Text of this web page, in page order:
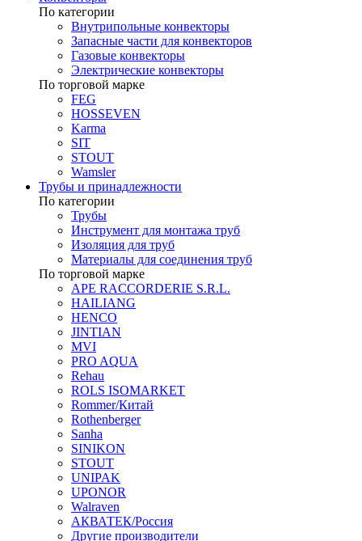
По категории
Внутрипольные конвекторы
Запасные части для конвекторов
Газовые конвекторы
Электрические конвекторы
По торговой марке
FEG
HOSSEVEN
Karma
SIT
STOUT
Wamsler
Трубы и принадлежности
По категории
Трубы
Инструмент для монтажа труб
Изоляция для труб
Материалы для соединения труб
По торговой марке
APE RACCORDERIE S.R.L.
HAILIANG
HENCO
JINTIAN
MVI
PRO AQUA
Rehau
ROLS ISOMARKET
Rommer/Китай
Rothenberger
Sanha
SINIKON
STOUT
UNIPAK
UPONOR
Walraven
АКВАТЕК/Россия
Другие производители